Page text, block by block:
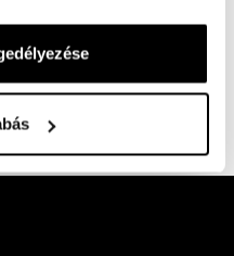
talp. Ha meleg időben is
neked ajánljuk az
de felső része nem